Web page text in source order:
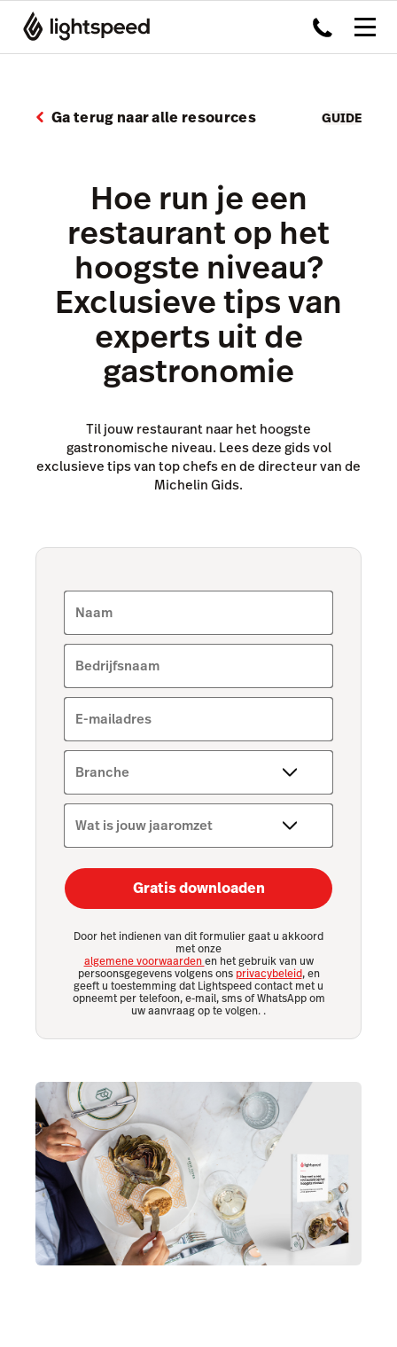
Ga terug naar alle resources GUIDE
Hoe run je een
restaurant op het
hoogste niveau?
Exclusieve tips van
experts uit de
gastronomie
Til jouw restaurant naar het hoogste
gastronomische niveau. Lees deze gids vol
exclusieve tips van top chefs en de directeur van de
Michelin Gids.
Naam
Bedrijfsnaam
E-mailadres
Branche
Wat is jouw jaaromzet
Gratis downloaden
Door het indienen van dit formulier gaat u akkoord
met onze
algemene voorwaardenen het gebruik van uw
persoonsgegevens volgens ons privacybeleid, en
geeft u toestemming dat Lightspeed contact met u
opneemt per telefoon, e-mail, sms of WhatsApp om
uw aanvraag op te volgen. .